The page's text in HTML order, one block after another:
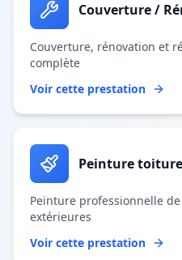
Couverture /
Couverture, rénovation et
complète
Voir cette prestation
Peinture
Peinture professionnelle
extérieures
Voir cette prestation